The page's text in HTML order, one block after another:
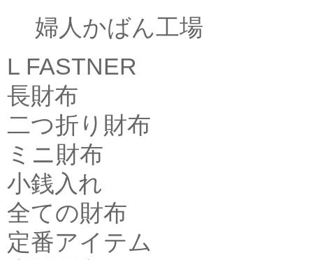
婦人かばん工場
L FASTNER
長財布
二つ折り財布
ミニ財布
小銭入れ
全ての財布
定番アイテム